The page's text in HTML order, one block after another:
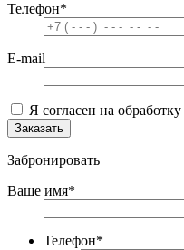
Телефон*
E-mail
Я согласен на обработку
Заказать
Забронировать
Ваше имя*
Телефон*